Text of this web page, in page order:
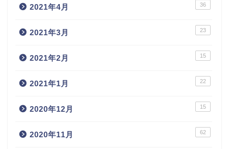
2021年4月 36
2021年3月 23
2021年2月 15
2021年1月 22
2020年12月 15
2020年11月 62